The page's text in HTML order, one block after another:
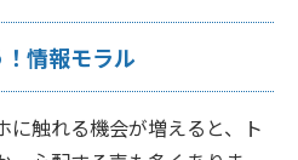
情報モラル
に触れる機会が増えると、ト